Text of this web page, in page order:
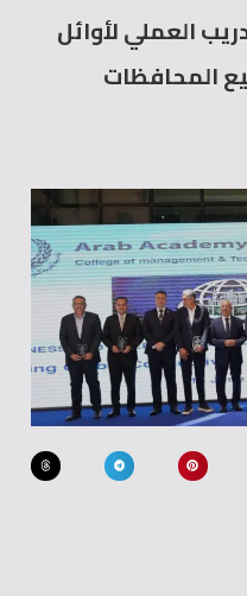
العملي لأوائل
المحافظات